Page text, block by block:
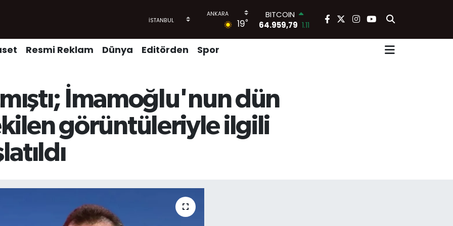
19°
BITCOIN
64.959,79 1.11
64,4811
GRAM ALTIN
6660.55
BİST100
Resmi Reklam Dünya Editörden Spor
İmamoğlu'nun dün
görüntüleriyle ilgili